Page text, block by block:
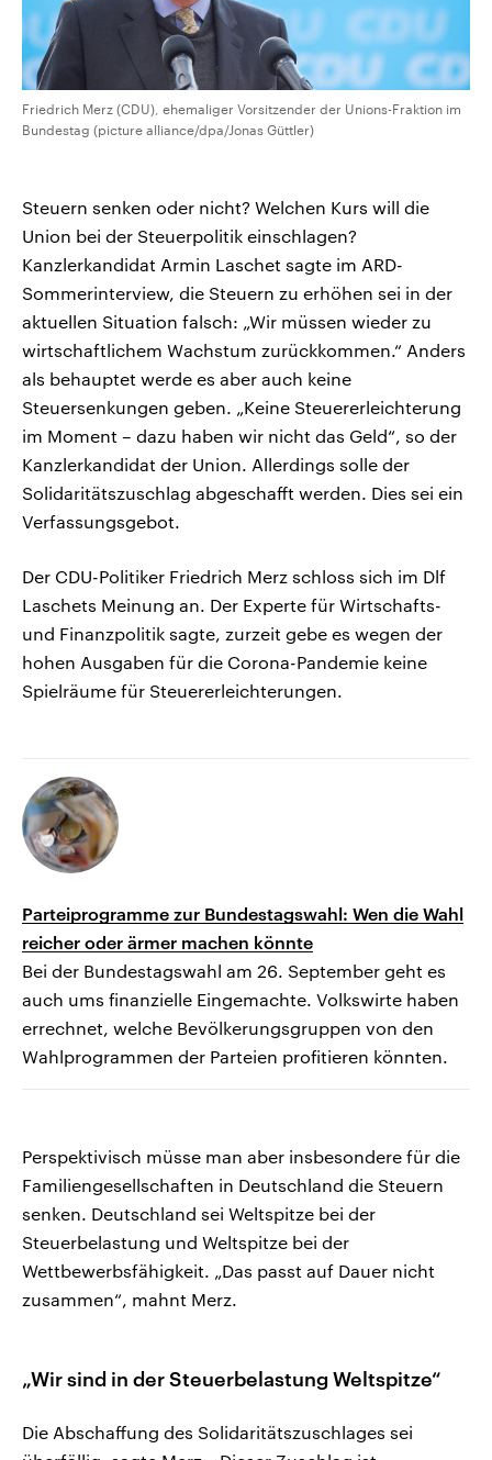
Friedrich Merz (CDU), ehemaliger Vorsitzender der Unions-Fraktion im
Bundestag (picture alliance/dpa/Jonas Güttler)
Steuern senken oder nicht? Welchen Kurs will die
Union bei der Steuerpolitik einschlagen?
Kanzlerkandidat Armin Laschet sagte im ARD-
Sommerinterview, die Steuern zu erhöhen sei in der
aktuellen Situation falsch: „Wir müssen wieder zu
wirtschaftlichem Wachstum zurückkommen.“ Anders
als behauptet werde es aber auch keine
Steuersenkungen geben. „Keine Steuererleichterung
im Moment – dazu haben wir nicht das Geld“, so der
Kanzlerkandidat der Union. Allerdings solle der
Solidaritätszuschlag abgeschafft werden. Dies sei ein
Verfassungsgebot.
Der CDU-Politiker Friedrich Merz schloss sich im Dlf
Laschets Meinung an. Der Experte für Wirtschafts-
und Finanzpolitik sagte, zurzeit gebe es wegen der
hohen Ausgaben für die Corona-Pandemie keine
Spielräume für Steuererleichterungen.
Parteiprogramme zur Bundestagswahl: Wen die Wahl
reicher oder ärmer machen könnte
Bei der Bundestagswahl am 26. September geht es
auch ums finanzielle Eingemachte. Volkswirte haben
errechnet, welche Bevölkerungsgruppen von den
Wahlprogrammen der Parteien profitieren könnten.
Perspektivisch müsse man aber insbesondere für die
Familiengesellschaften in Deutschland die Steuern
senken. Deutschland sei Weltspitze bei der
Steuerbelastung und Weltspitze bei der
Wettbewerbsfähigkeit. „Das passt auf Dauer nicht
zusammen“, mahnt Merz.
„Wir sind in der Steuerbelastung Weltspitze“
Die Abschaffung des Solidaritätszuschlages sei